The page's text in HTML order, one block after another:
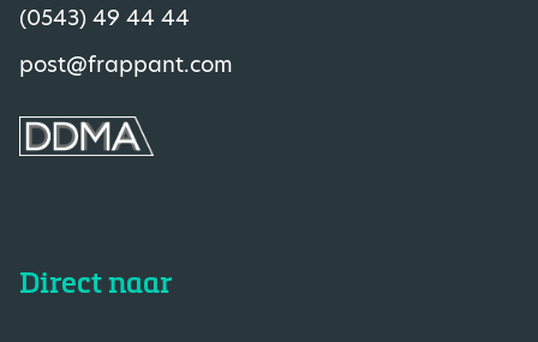
(0543) 49 44 44
post@frappant.com
Direct naar